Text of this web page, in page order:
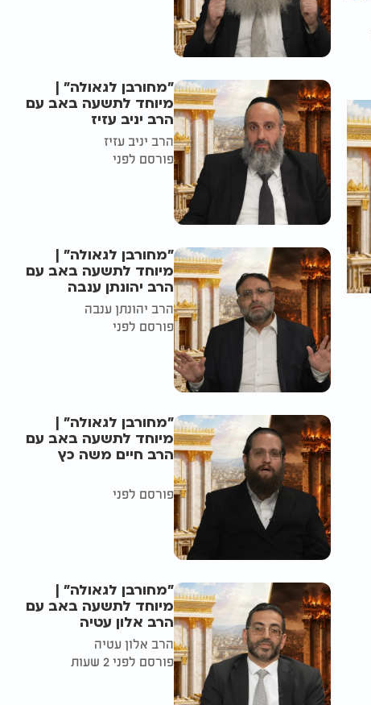
"מחורבן לגאולה" |
מיוחד לתשעה באב עם
הרב יניב עזיז
הרב יניב עזיז
פורסם לפני
"מחורבן לגאולה" |
מיוחד לתשעה באב עם
הרב יהונתן ענבה
הרב יהונתן ענבה
פורסם לפני
"מחורבן לגאולה" |
מיוחד לתשעה באב עם
הרב חיים משה כץ
פורסם לפני
"מחורבן לגאולה" |
מיוחד לתשעה באב עם
הרב אלון עטיה
הרב אלון עטיה
פורסם לפני 2 שעות